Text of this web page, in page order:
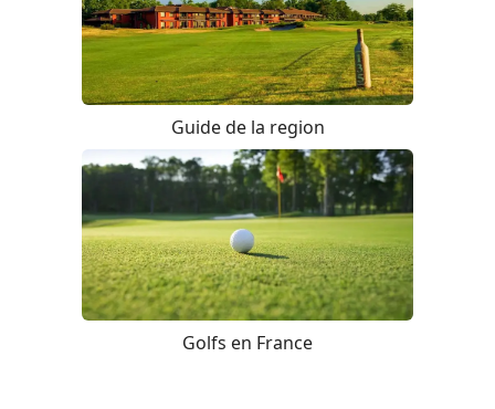
Guide de la region
Golfs en France